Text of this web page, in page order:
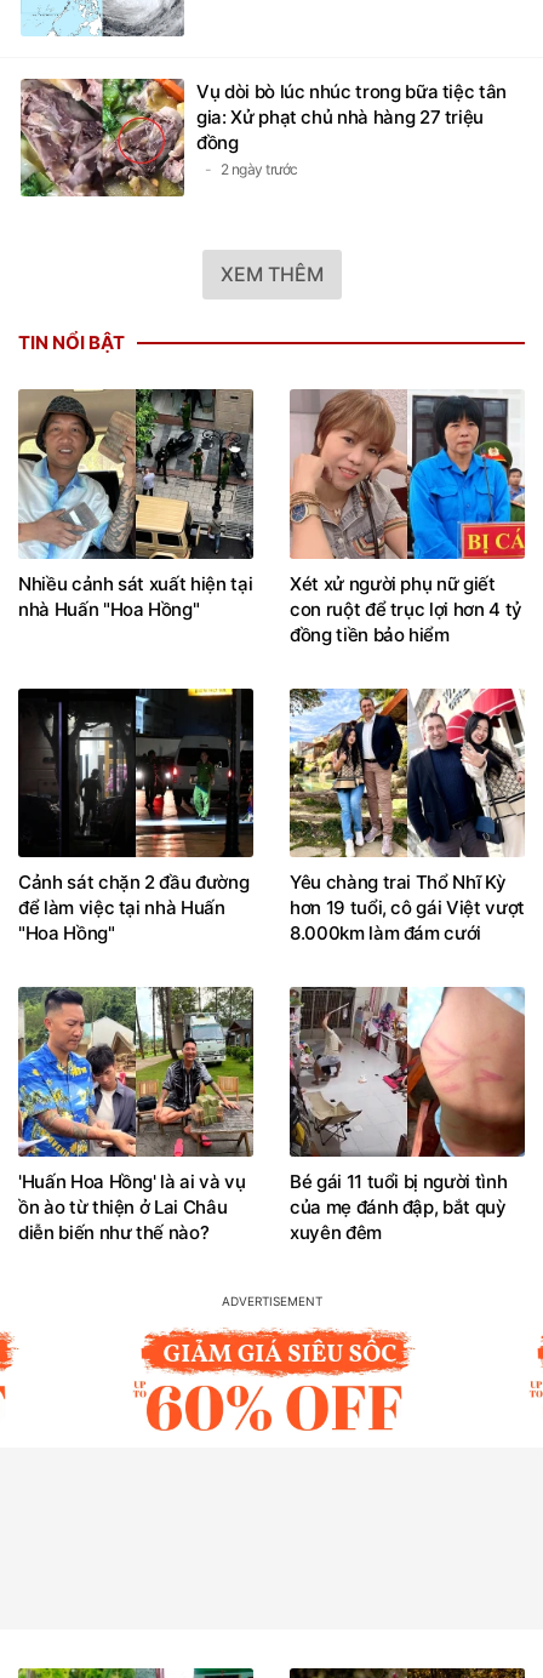
Vụ dòi bò lúc nhúc trong bữa tiệc tân
gia: Xử phạt chủ nhà hàng 27 triệu
đồng
2 ngày trước
XEM THÊM
TIN NỔI BẬT
Nhiều cảnh sát xuất hiện tại
nhà Huấn "Hoa Hồng"
Xét xử người phụ nữ giết
con ruột để trục lợi hơn 4 tỷ
đồng tiền bảo hiểm
Cảnh sát chặn 2 đầu đường
để làm việc tại nhà Huấn
"Hoa Hồng"
Yêu chàng trai Thổ Nhĩ Kỳ
hơn 19 tuổi, cô gái Việt vượt
8.000km làm đám cưới
'Huấn Hoa Hồng' là ai và vụ
ồn ào từ thiện ở Lai Châu
diễn biến như thế nào?
Bé gái 11 tuổi bị người tình
của mẹ đánh đập, bắt quỳ
xuyên đêm